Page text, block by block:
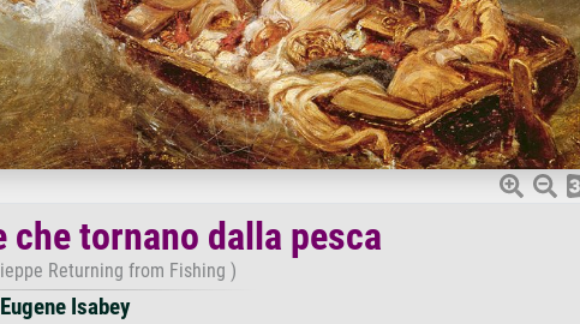
che tornano dalla pesca
Returning from Fishing )
Eugene Isabey